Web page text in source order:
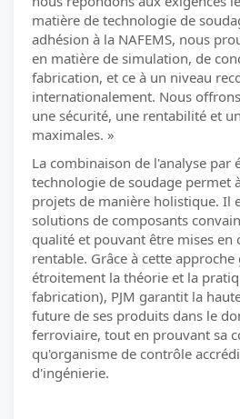
matière de technologie de
adhésion à la NAFEMS, nous
en matière de simulation, de
fabrication, et ce à un niveau
internationalement. Nous
une sécurité, une rentabilité et
maximales. »
La combinaison de l'analyse par
technologie de soudage permet
projets de manière holistique. Il
solutions de composants
qualité et pouvant être mises
rentable. Grâce à cette
étroitement la théorie et la
fabrication), PJM garantit la
future de ses produits dans le
ferroviaire, tout en prouvant sa
qu'organisme de contrôle
d'ingénierie.